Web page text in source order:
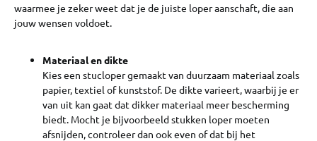
waarmee je zeker weet dat je de juiste loper aanschaft, die aan
jouw wensen voldoet.
Materiaal en dikte
Kies een stucloper gemaakt van duurzaam materiaal zoals
papier, textiel of kunststof. De dikte varieert, waarbij je er
van uit kan gaat dat dikker materiaal meer bescherming
biedt. Mocht je bijvoorbeeld stukken loper moeten
afsnijden, controleer dan ook even of dat bij het